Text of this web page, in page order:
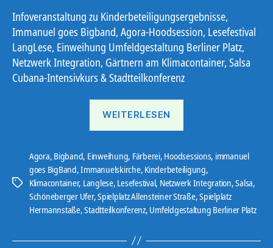
Infoveranstaltung zu Kinderbeteiligungsergebnisse,
Immanuel goes Bigband, Agora-Hoodsession, Lesefestival
LangLese, Einweihung Umfeldgestaltung Berliner Platz,
Netzwerk Integration, Gärtnern am Klimacontainer, Salsa
Cubana-Intensivkurs & Stadtteilkonferenz
WEITERLESEN
Schlagwörter
Agora, Bigband, Einweihung, Färberei, Hoodsessions, immanuel
goes BigBand,Immanuelskirche, Kinderbeteiligung,
Klimacontainer, Langlese, Lesefestival, Netzwerk Integration,Salsa,
Schöneberger Ufer,Spielplatz Allensteiner Straße,Spielplatz
Hermannstaße,Stadtteilkonferenz, Umfeldgestaltung Berliner Platz